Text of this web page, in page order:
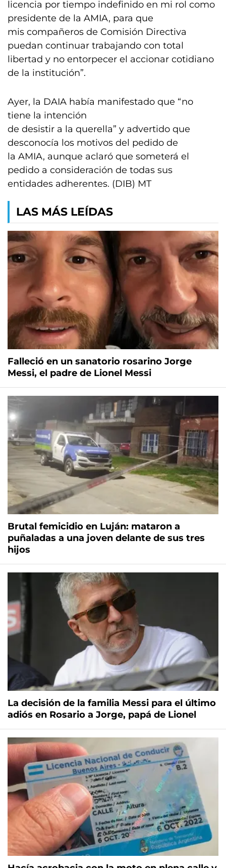
licencia por tiempo indefinido en mi rol como
presidente de la AMIA, para que
mis compañeros de Comisión Directiva
puedan continuar trabajando con total
libertad y no entorpecer el accionar cotidiano
de la institución”.
Ayer, la DAIA había manifestado que “no
tiene la intención
de desistir a la querella” y advertido que
desconocía los motivos del pedido de
la AMIA, aunque aclaró que someterá el
pedido a consideración de todas sus
entidades adherentes. (DIB) MT
LAS MÁS LEÍDAS
Falleció en un sanatorio rosarino Jorge
Messi, el padre de Lionel Messi
Brutal femicidio en Luján: mataron a
puñaladas a una joven delante de sus tres
hijos
La decisión de la familia Messi para el último
adiós en Rosario a Jorge, papá de Lionel